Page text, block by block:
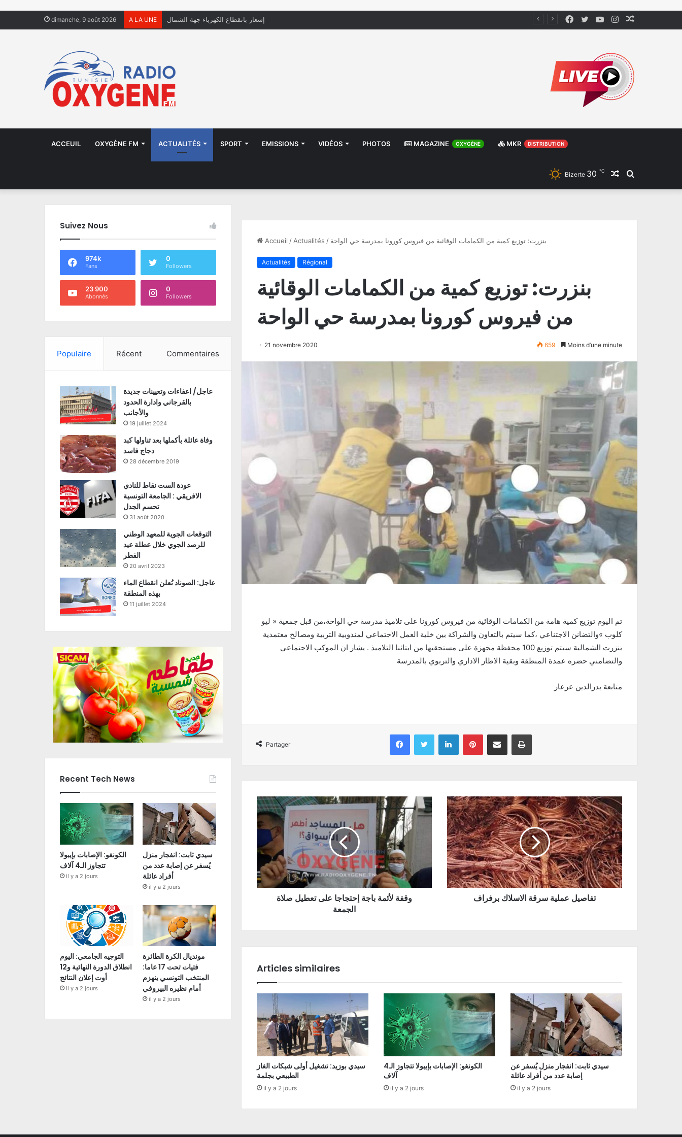
dimanche, 9 août 2026 A LA UNE منظّمة تدعو السلطات إلى التدخل بعد تداول صور أطفال يعيشون في الشوارع Instagram
YouTube
Twitter
Facebook
ACCEUIL OXYGÈNE FM ACTUALITÉS SPORT EMISSIONS VIDÉOS PHOTOS MAGAZINE OXYGÈNE MKR DISTRIBUTION
Rechercher
Article
Bizerte 30 ℃
Accueil / Actualités / بنزرت: توزيع كمية من الكمامات الوقائية من فيروس كورونا بمدرسة حي الواحة
Actualités Régional
بنزرت: توزيع كمية من الكمامات الوقائية
من فيروس كورونا بمدرسة حي الواحة
21 novembre 2020 659 Moins d’une minute
تم اليوم توزيع كمية هامة من الكمامات الوقائية من فيروس كورونا على تلاميذ مدرسة حي الواحة،من قبل جمعية « ليو
كلوب »والتضانن الاجتناعي ،كما سيتم بالتعاون والشراكة بين خلية العمل الاجتماعي لمندوبية التربية ومصالح معتمدية
بنزرت الشمالية سيتم توزيع 100 محفظة مجهزة على مستحقيها من ابتائنا التلاميذ . يشار ان الموكب الاجتماعي
والتضامني حضره عمدة المنطقة وبقية الاطار الاداري والتربوي بالمدرسة
متابعة بدرالدين عرعار
Partager
Facebook Twitter Linkedin Pinterest Partager par email Imprimer
وقفة لأئمة باجة إحتجاجا على تعطيل صلاة
الجمعة
تفاصيل عملية سرقة الاسلاك برفراف
Articles similaires
سيدي بوزيد: تشغيل أولى شبكات الغاز
الطبيعي بجلمة
il y a 2 jours
الكونغو: الإصابات بإيبولا تتجاوز الـ4
آلاف
il y a 2 jours
سيدي ثابت: انفجار منزل يُسفر عن
إصابة عدد من أفراد عائلة
il y a 2 jours
Suivez Nous
974k
Fans
0
Followers
23 900
Abonnés
0
Followers
Populaire Récent Commentaires
عاجل/ اعفاءات وتعيينات جديدة
بالقرجاني وادارة الحدود
والأجانب
19 juillet 2024
وفاة عائلة بأكملها بعد تناولها كبد
دجاج فاسد
28 décembre 2019
عودة الست نقاط للنادي
الافريقي : الجامعة التونسية
تحسم الجدل
31 août 2020
التوقعات الجوية للمعهد الوطني
للرصد الجوي خلال عطلة عيد
الفطر
20 avril 2023
عاجل: الصوناد تُعلن انقطاع الماء
بهذه المنطقة
11 juillet 2024
Recent Tech News
الكونغو: الإصابات بإيبولا
تتجاوز الـ4 آلاف
il y a 2 jours
سيدي ثابت: انفجار منزل
يُسفر عن إصابة عدد من
أفراد عائلة
il y a 2 jours
التوجيه الجامعي: اليوم
انطلاق الدورة النهائية و12
أوت إعلان النتائج
il y a 2 jours
مونديال الكرة الطائرة
فتيات تحت 17 عاما:
المنتخب التونسي ينهزم
أمام نظيره البيروفي
il y a 2 jours